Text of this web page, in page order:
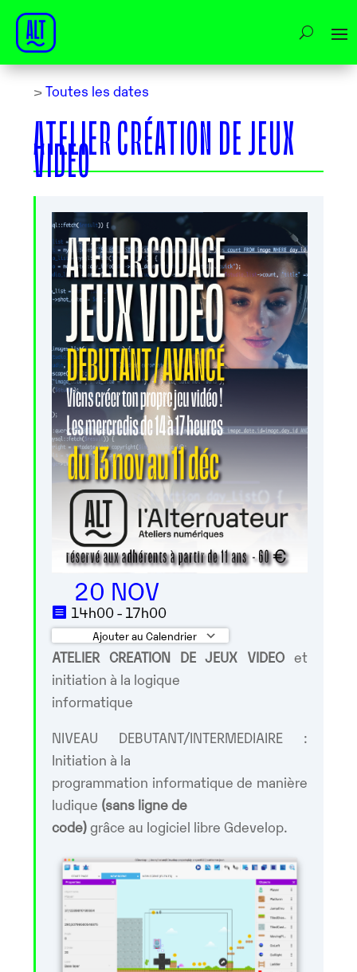
> Toutes les dates
ATELIER CRÉATION DE JEUX
VIDEO
20 NOV
14h00 - 17h00
Ajouter au Calendrier
Télécharger ICS Calendrier Google
ATELIER CREATION DE JEUX VIDEOet
initiation à la logique
informatique
NIVEAU DEBUTANT/INTERMEDIAIRE :
Initiation à la
programmation informatique de manière
ludique (sans ligne de
code)grâce au logiciel libre Gdevelop.